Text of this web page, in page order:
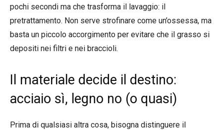
pochi secondi ma che trasforma il lavaggio: il
pretrattamento. Non serve strofinare come un’ossessa, ma
basta un piccolo accorgimento per evitare che il grasso si
depositi nei filtri e nei braccioli.
Il materiale decide il destino:
acciaio sì, legno no (o quasi)
Prima di qualsiasi altra cosa, bisogna distinguere il